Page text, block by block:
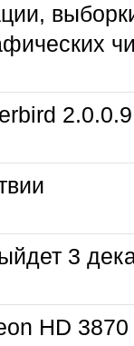
2.0.0.9
3
HD 3870